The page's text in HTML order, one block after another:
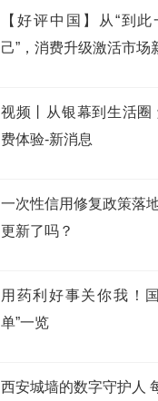
【好评中国】从“到
己”，消费升级激活市场
视频丨从银幕到生活圈
费体验-新消息
一次性信用修复政策落
更新了吗？
用药利好事关你我！
单”一览
西安城墙的数字守护人